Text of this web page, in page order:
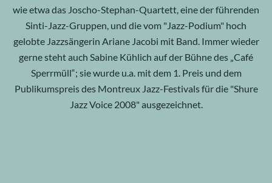
wie etwa das Joscho-Stephan-Quartett, eine der führenden
Sinti-Jazz-Gruppen, und die vom "Jazz-Podium" hoch
gelobte Jazzsängerin Ariane Jacobi mit Band. Immer wieder
gerne steht auch Sabine Kühlich auf der Bühne des „Café
Sperrmüll“; sie wurde u.a. mit dem 1. Preis und dem
Publikumspreis des Montreux Jazz-Festivals für die "Shure
Jazz Voice 2008" ausgezeichnet.